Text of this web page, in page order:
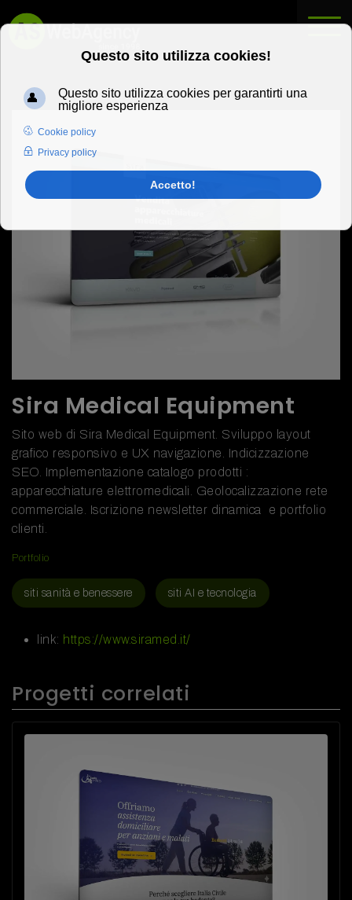
Sira Medical Equipment
Sito web di Sira Medical Equipment. Sviluppo layout
grafico responsivo e UX navigazione. Indicizzazione
SEO. Implementazione catalogo prodotti :
apparecchiature elettromedicali. Geolocalizzazione rete
commerciale. Iscrizione newsletter dinamica e portfolio
clienti.
Portfolio
siti sanità e benessere siti AI e tecnologia
link: https://www.siramed.it/
Progetti correlati